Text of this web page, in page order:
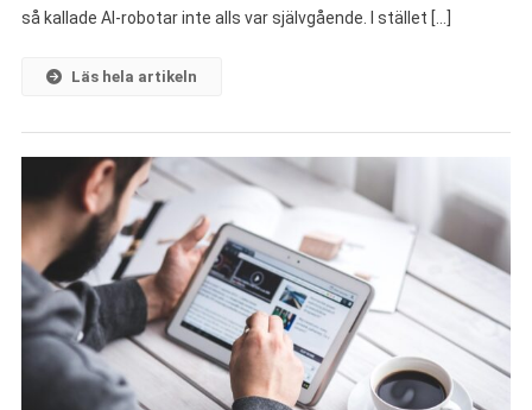
så kallade AI-robotar inte alls var självgående. I stället […]
Läs hela artikeln